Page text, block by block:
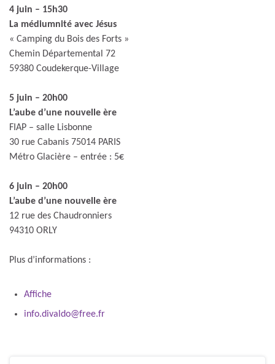
4 juin – 15h30
La médiumnité avec Jésus
« Camping du Bois des Forts »
Chemin Départemental 72
59380 Coudekerque-Village
5 juin – 20h00
L’aube d’une nouvelle ère
FIAP – salle Lisbonne
30 rue Cabanis 75014 PARIS
Métro Glacière – entrée : 5€
6 juin – 20h00
L’aube d’une nouvelle ère
12 rue des Chaudronniers
94310 ORLY
Plus d’informations :
Affiche
info.divaldo@free.fr